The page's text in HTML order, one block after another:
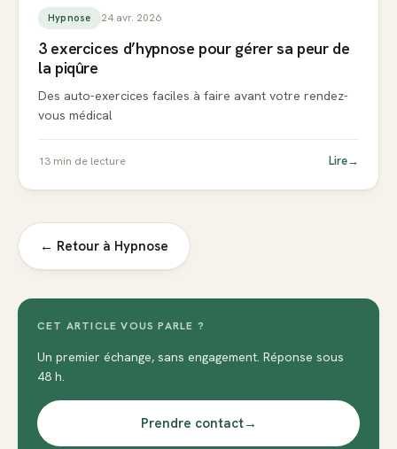
Hypnose 24 avr. 2026
3 exercices d’hypnose pour gérer sa peur de
la piqûre
Des auto-exercices faciles à faire avant votre rendez-
vous médical
13 min de lecture Lire→
← Retour à Hypnose
CET ARTICLE VOUS PARLE ?
Un premier échange, sans engagement. Réponse sous
48 h.
Prendre contact→